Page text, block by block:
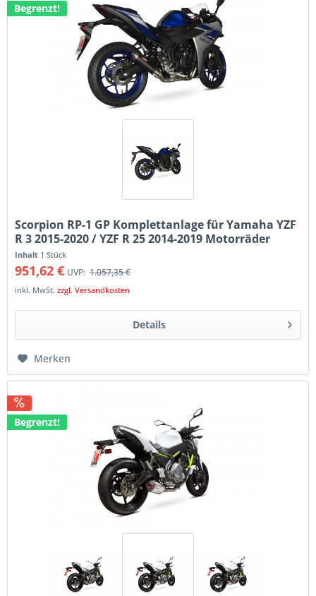
Begrenzt!
Scorpion RP-1 GP Komplettanlage für Yamaha YZF
R 3 2015-2020 / YZF R 25 2014-2019 Motorräder
Inhalt 1 Stück
951,62 € UVP: 1.057,35 €
inkl. MwSt.zzgl. Versandkosten
Details
Merken
Begrenzt!